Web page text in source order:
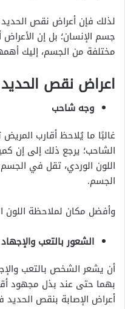
لذلك فإن أعراض نقص
جسم الإنسان؛ بل إن
مختلفة من الجسم، إليك
اعراض نقص
وجه شاحب
غالبًا ما يُلاحظ أقارب
الشاحب؛ يرجع ذلك إلى إن
اللون الوردي، تقل في
الجسم.
وأفضل مكان لملاحظة
الشعور بالتعب والإجهاد
أن يشعر الشخص بالتعب
بهما حتى عند بذل مجهود
أعراض الإصابة بنقص